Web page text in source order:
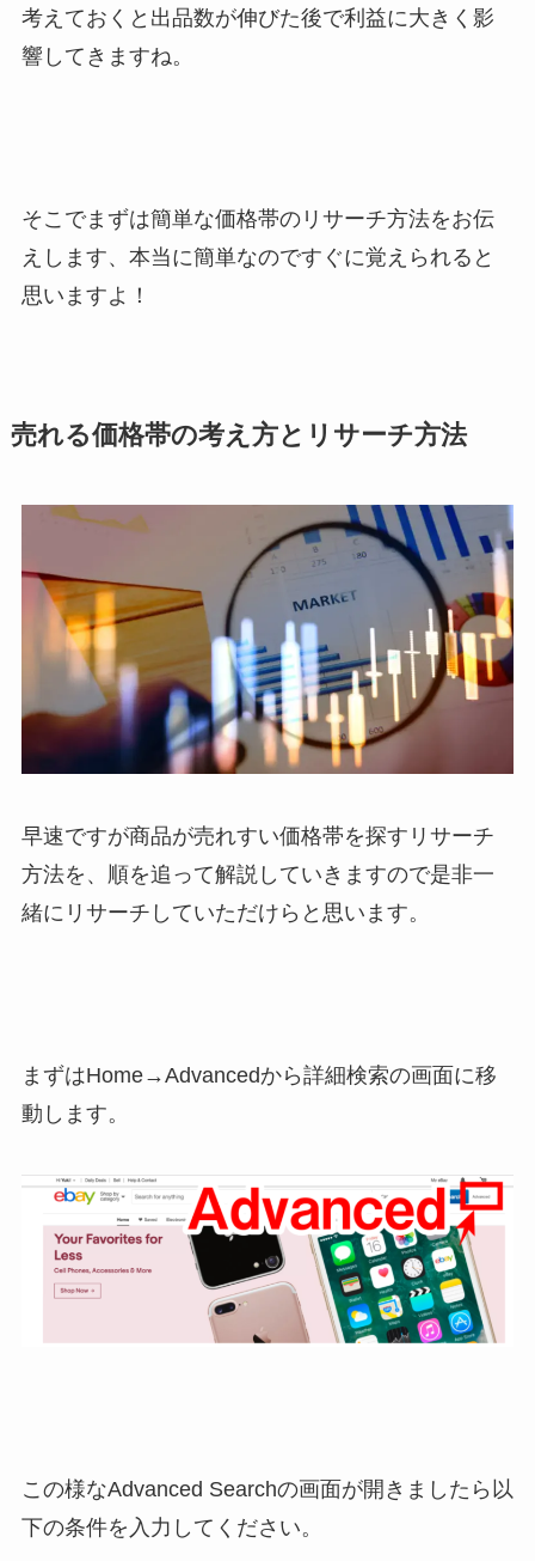
考えておくと出品数が伸びた後で利益に大きく影
響してきますね。
そこでまずは簡単な価格帯のリサーチ方法をお伝
えします、本当に簡単なのですぐに覚えられると
思いますよ！
売れる価格帯の考え方とリサーチ方法
早速ですが商品が売れすい価格帯を探すリサーチ
方法を、順を追って解説していきますので是非一
緒にリサーチしていただけらと思います。
まずはHome→Advancedから詳細検索の画面に移
動します。
この様なAdvanced Searchの画面が開きましたら以
下の条件を入力してください。